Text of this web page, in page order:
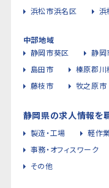
浜松市浜名区
浜
中部地域
静岡市葵区
静岡
島田市
榛原郡川
藤枝市
牧之原市
静岡県の求人情報を
製造・工場 軽作
事務・オフィスワーク
その他